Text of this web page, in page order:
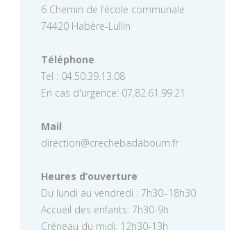
6 Chemin de l’école communale
74420 Habère-Lullin
Téléphone
Tel : 04.50.39.13.08
En cas d'urgence: 07.82.61.99.21
Mail
direction@crechebadaboum.fr
Heures d’ouverture
Du lundi au vendredi : 7h30–18h30
Accueil des enfants: 7h30-9h
Créneau du midi: 12h30-13h